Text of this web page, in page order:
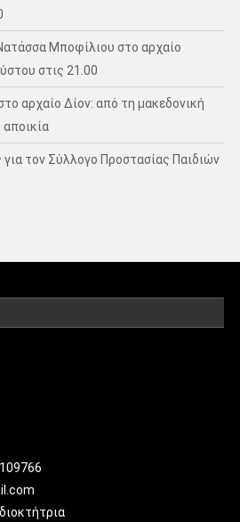
Μποφίλιου στο αρχαίο
στις 21.00
αρχαίο Δίον: από τη μακεδονική
για τον Σύλλογο Προστασίας Παιδιών